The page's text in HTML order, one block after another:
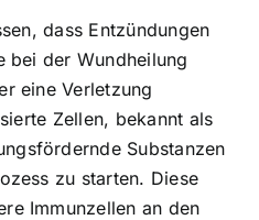
dass Entzündungen
bei der Wundheilung
eine Verletzung
Zellen, bekannt als
Substanzen
zu starten. Diese
Immunzellen an den